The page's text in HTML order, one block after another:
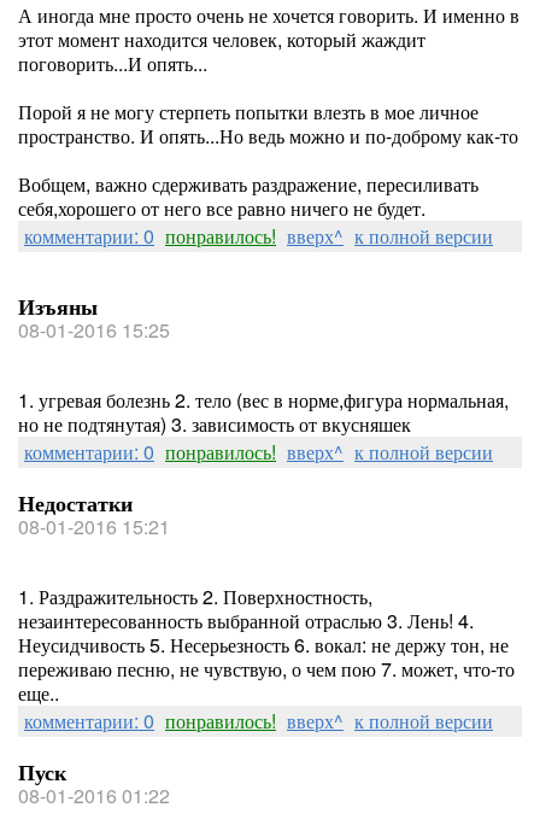
А иногда мне просто очень не хочется говорить. И именно в
этот момент находится человек, который жаждит
поговорить...И опять...
Порой я не могу стерпеть попытки влезть в мое личное
пространство. И опять...Но ведь можно и по-доброму как-то
Вобщем, важно сдерживать раздражение, пересиливать
себя,хорошего от него все равно ничего не будет.
комментарии: 0 понравилось! вверх^ к полной версии
Изъяны
08-01-2016 15:25
1. угревая болезнь 2. тело (вес в норме,фигура нормальная,
но не подтянутая) 3. зависимость от вкусняшек
комментарии: 0 понравилось! вверх^ к полной версии
Недостатки
08-01-2016 15:21
1. Раздражительность 2. Поверхностность,
незаинтересованность выбранной отраслью 3. Лень! 4.
Неусидчивость 5. Несерьезность 6. вокал: не держу тон, не
переживаю песню, не чувствую, о чем пою 7. может, что-то
еще..
комментарии: 0 понравилось! вверх^ к полной версии
Пуск
08-01-2016 01:22